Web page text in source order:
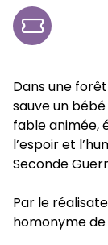
Dans une
sauve un
fable animée,
l’espoir et
Seconde
Par le
homonyme